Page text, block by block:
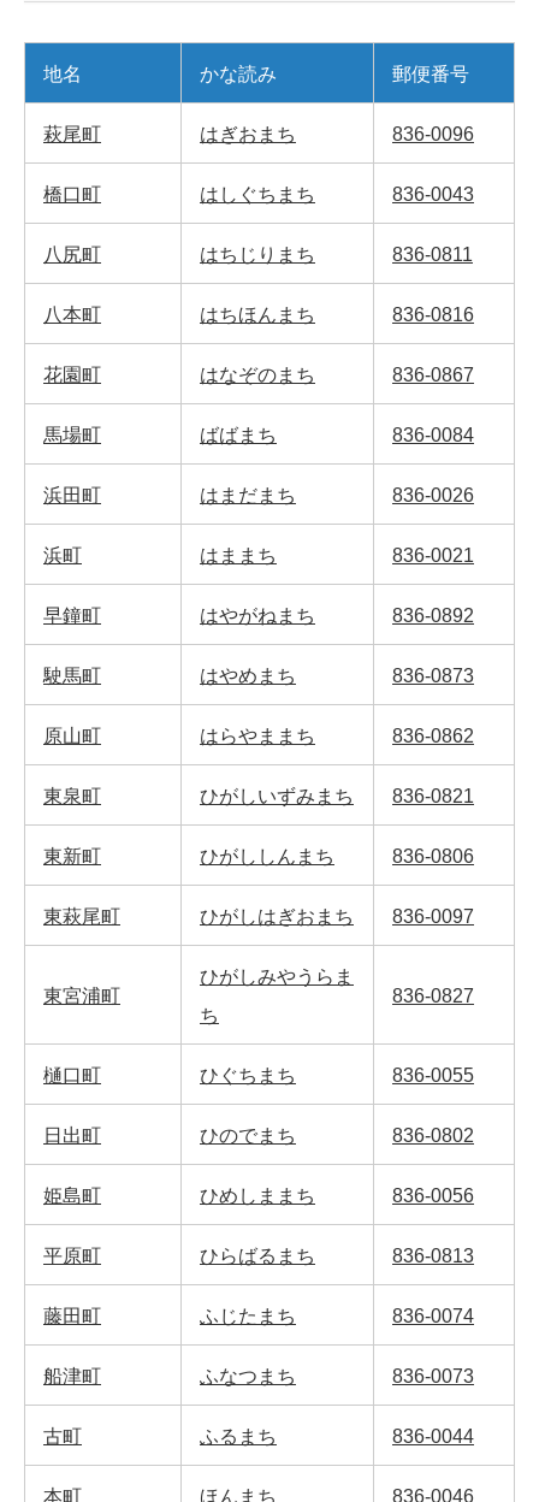
地名 かな読み 郵便番号
萩尾町 はぎおまち 836-0096
橋口町 はしぐちまち 836-0043
八尻町 はちじりまち 836-0811
八本町 はちほんまち 836-0816
花園町 はなぞのまち 836-0867
馬場町 ばばまち 836-0084
浜田町 はまだまち 836-0026
浜町 はままち 836-0021
早鐘町 はやがねまち 836-0892
駛馬町 はやめまち 836-0873
原山町 はらやままち 836-0862
東泉町 ひがしいずみまち 836-0821
東新町 ひがししんまち 836-0806
東萩尾町 ひがしはぎおまち 836-0097
東宮浦町
ひがしみやうらま
ち
836-0827
樋口町 ひぐちまち 836-0055
日出町 ひのでまち 836-0802
姫島町 ひめしままち 836-0056
平原町 ひらばるまち 836-0813
藤田町 ふじたまち 836-0074
船津町 ふなつまち 836-0073
古町 ふるまち 836-0044
本町 ほんまち 836-0046